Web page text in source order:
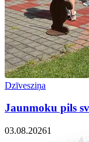
Dzīvesziņa
Jaunmoku pils
03.08.20261